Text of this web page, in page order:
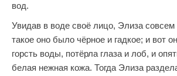
вод.
Увидав в воде своё лицо, Элиза совсем
такое оно было чёрное и гадкое; и вот
горсть воды, потёрла глаза и лоб, и
белая нежная кожа. Тогда Элиза